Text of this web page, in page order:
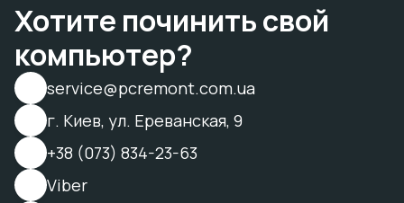
Хотите починить свой
компьютер?
service@pcremont.com.ua
г. Киев, ул. Ереванская, 9
+38 (073) 834-23-63
Viber